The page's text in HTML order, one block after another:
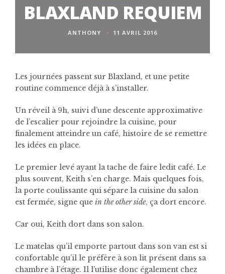
BLAXLAND REQUIEM
ANTHONY 11 AVRIL 2016
Les journées passent sur Blaxland, et une petite
routine commence déjà à s’installer.
Un réveil à 9h, suivi d’une descente approximative
de l’escalier pour rejoindre la cuisine, pour
finalement atteindre un café, histoire de se remettre
les idées en place.
Le premier levé ayant la tache de faire ledit café. Le
plus souvent, Keith s’en charge. Mais quelques fois,
la porte coulissante qui sépare la cuisine du salon
est fermée, signe que in the other side, ça dort encore.
Car oui, Keith dort dans son salon.
Le matelas qu’il emporte partout dans son van est si
confortable qu’il le préfère à son lit présent dans sa
chambre à l’étage. Il l’utilise donc également chez